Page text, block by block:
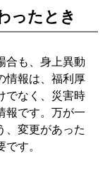
ったとき
合も、身上異動
情報は、福利厚
でなく、災害時
報です。万が一
、変更があった
す。